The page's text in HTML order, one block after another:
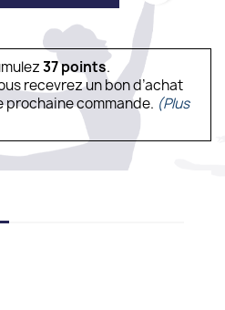
37points.
recevrez un bon d’achat
prochaine commande. (Plus